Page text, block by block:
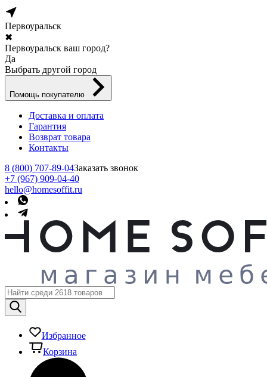
Первоуральск
✖
Первоуральск ваш город?
Да
Выбрать другой город
Помощь покупателю
Доставка и оплата
Гарантия
Возврат товара
Контакты
8 (800) 707-89-04Заказать звонок
+7 (967) 909-04-40
hello@homesoffit.ru
Избранное
Корзина